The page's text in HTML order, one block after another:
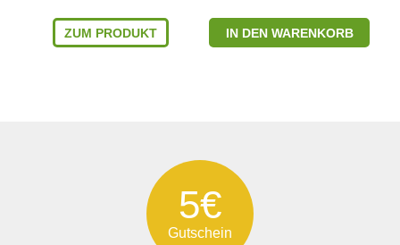
ZUM PRODUKT IN DEN WARENKORB
5€
Gutschein